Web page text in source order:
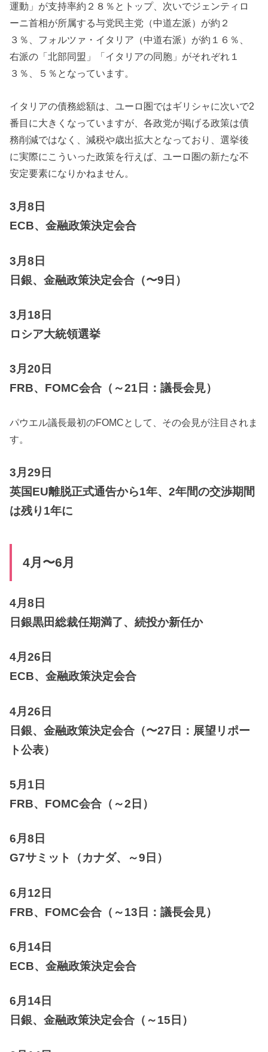
運動」が支持率約２８％とトップ、次いでジェンティロ
ーニ首相が所属する与党民主党（中道左派）が約２
３％、フォルツァ・イタリア（中道右派）が約１６％、
右派の「北部同盟」「イタリアの同胞」がそれぞれ１
３％、５％となっています。
イタリアの債務総額は、ユーロ圏ではギリシャに次いで2
番目に大きくなっていますが、各政党が掲げる政策は債
務削減ではなく、減税や歳出拡大となっており、選挙後
に実際にこういった政策を行えば、ユーロ圏の新たな不
安定要素になりかねません。
3月8日
ECB、金融政策決定会合
3月8日
日銀、金融政策決定会合（〜9日）
3月18日
ロシア大統領選挙
3月20日
FRB、FOMC会合（～21日：議長会見）
パウエル議長最初のFOMCとして、その会見が注目されま
す。
3月29日
英国EU離脱正式通告から1年、2年間の交渉期間
は残り1年に
4月〜6月
4月8日
日銀黒田総裁任期満了、続投か新任か
4月26日
ECB、金融政策決定会合
4月26日
日銀、金融政策決定会合（〜27日：展望リポー
ト公表）
5月1日
FRB、FOMC会合（～2日）
6月8日
G7サミット（カナダ、～9日）
6月12日
FRB、FOMC会合（～13日：議長会見）
6月14日
ECB、金融政策決定会合
6月14日
日銀、金融政策決定会合（～15日）